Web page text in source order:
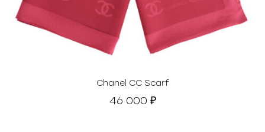
Chanel CC Scarf
46 000 ₽